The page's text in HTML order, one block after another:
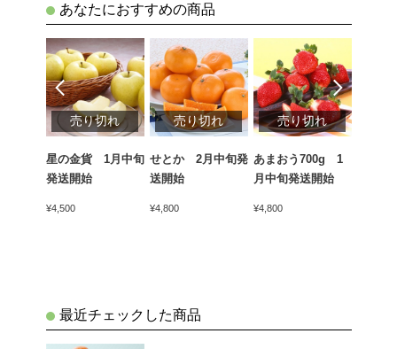
あなたにおすすめの商品
売り切れ
星の金貨 1月中旬
発送開始
¥4,500
売り切れ
せとか 2月中旬発
送開始
¥4,800
売り切れ
あまおう700g 1
月中旬発送開始
¥4,800
最近チェックした商品